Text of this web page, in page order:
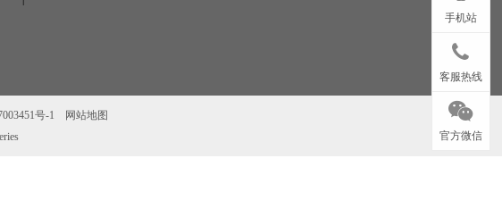
号-1
网站地图
手机站
客服热线
官方微信